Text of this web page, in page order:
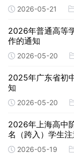
2026-05-21
2026年普通高等
作的通知
2026-05-20
2025年广东省初
知
2026-05-20
2026年上海高中
名（跨入）学生
2026-05-19